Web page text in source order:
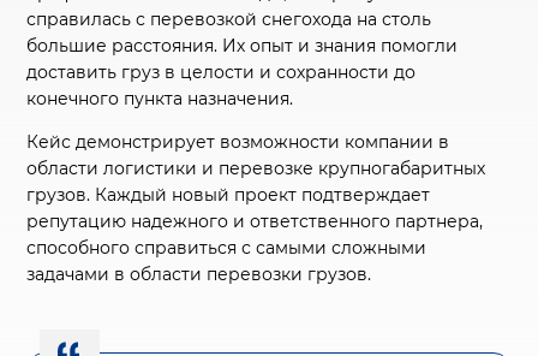
справилась с перевозкой снегохода на столь
большие расстояния. Их опыт и знания помогли
доставить груз в целости и сохранности до
конечного пункта назначения.
Кейс демонстрирует возможности компании в
области логистики и перевозке крупногабаритных
грузов. Каждый новый проект подтверждает
репутацию надежного и ответственного партнера,
способного справиться с самыми сложными
задачами в области перевозки грузов.